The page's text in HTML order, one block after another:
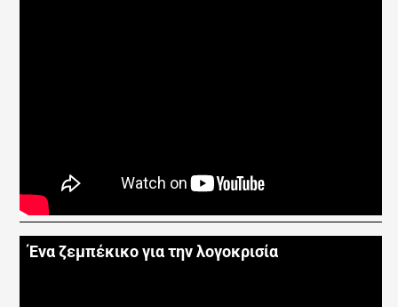
Ένα ζεμπέκικο για την λογοκρισία